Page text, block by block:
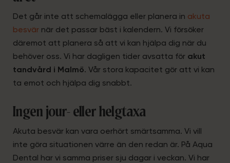
Det går inte att schemalägga eller planera in akuta
besvär när det passar bäst i kalendern. Vi försöker
däremot att planera så att vi kan hjälpa dig när du
behöver oss. Vi har dagligen tider avsatta för akut
tandvård i Malmö. Vår stora kapacitet gör att vi kan
ta emot och hjälpa dig snabbt.
Ingen jour- eller helgtaxa
Akuta besvär kan vara oerhört smärtsamma. Vi vill
inte göra situationen värre än den redan är. På Aqua
Dental har vi samma priser sju dagar i veckan. Vi har